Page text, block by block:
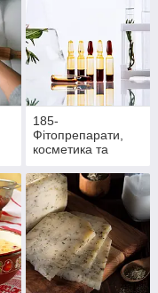
185-
Фітопрепарати,
косметика та